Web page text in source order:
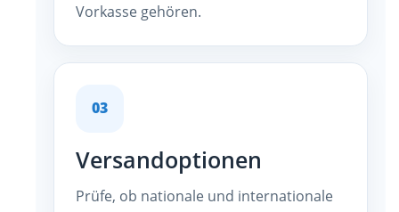
Vorkasse gehören.
03
Versandoptionen
Prüfe, ob nationale und internationale